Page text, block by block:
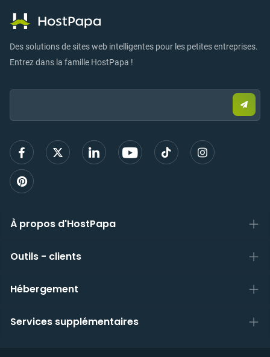
Des solutions de sites web intelligentes pour les petites entreprises.
Entrez dans la famille HostPapa !
Email:
un
mail
À propos d'HostPapa
Outils - clients
Hébergement
Services supplémentaires